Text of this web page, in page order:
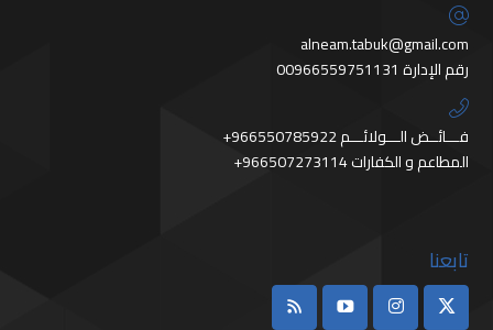
alneam.tabuk@gmail.com
رقم الإدارة 00966559751131
+966550785922 فـــائــض الـــولائـــم
+966507273114 المطاعم و الكفارات
تابعنا